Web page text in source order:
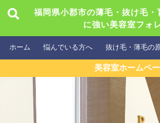
福岡県小郡市の薄毛・抜け毛
に強い美容室フォ
ホーム 悩んでいる方へ 抜け毛・薄毛の
美容室ホームペ